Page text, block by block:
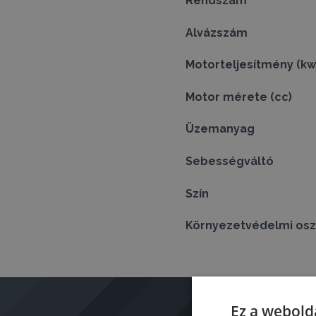
Alvázszám
Motorteljesítmény
Motor mérete (cc)
Üzemanyag
Sebességváltó
Szín
Környezetvédelmi
Ez a